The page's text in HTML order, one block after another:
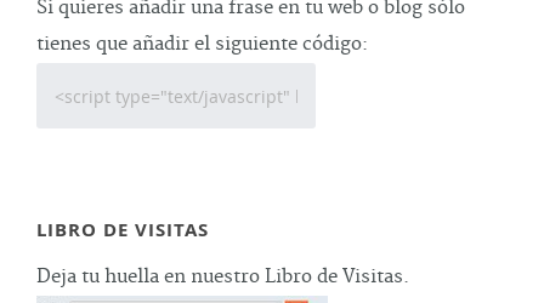
Si quieres añadir una frase en tu web o blog sólo
tienes que añadir el siguiente código:
LIBRO DE VISITAS
Deja tu huella en nuestro Libro de Visitas.